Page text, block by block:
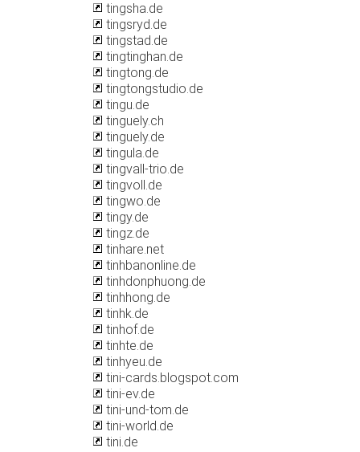
tingsha.de
tingsryd.de
tingstad.de
tingtinghan.de
tingtong.de
tingtongstudio.de
tingu.de
tinguely.ch
tinguely.de
tingula.de
tingvall-trio.de
tingvoll.de
tingwo.de
tingy.de
tingz.de
tinhare.net
tinhbanonline.de
tinhdonphuong.de
tinhhong.de
tinhk.de
tinhof.de
tinhte.de
tinhyeu.de
tini-cards.blogspot.com
tini-ev.de
tini-und-tom.de
tini-world.de
tini.de